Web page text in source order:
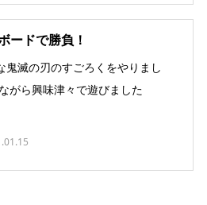
ードで勝負！
鬼滅の刃のすごろくをやりまし
がら興味津々で遊びました